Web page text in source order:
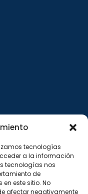
tecnologías
a la información
tecnologías nos
de
este sitio. No
afectar negativamente